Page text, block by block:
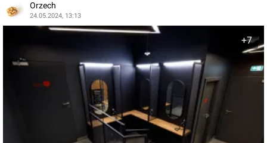
Orzech
24.05.2024, 13:13
+7